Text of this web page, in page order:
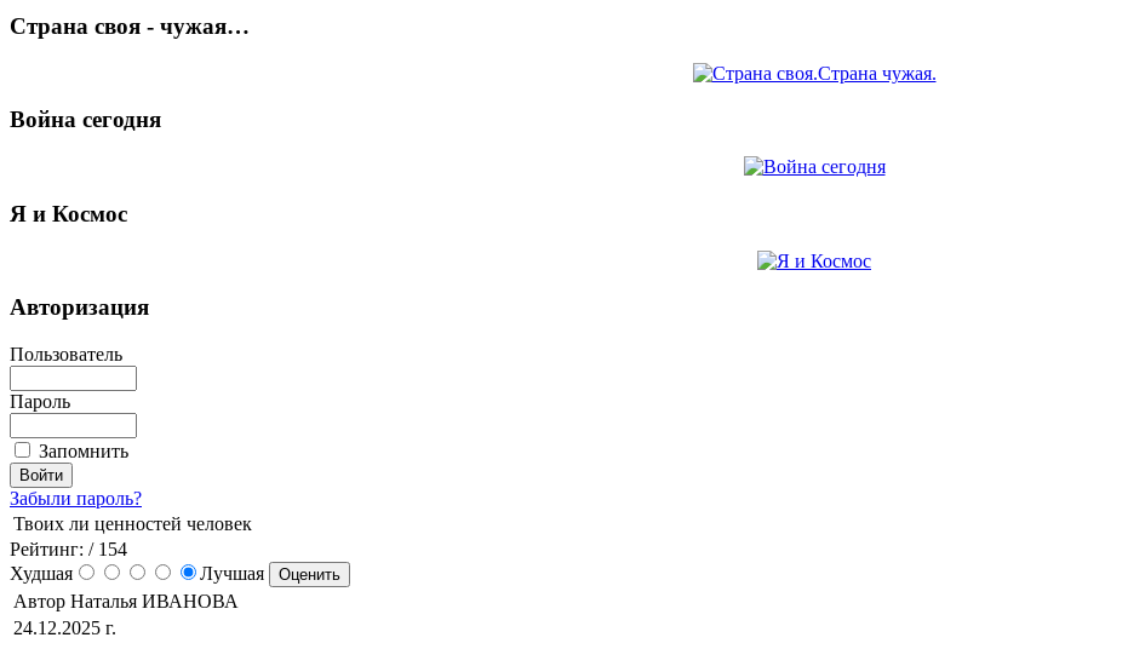
Страна своя - чужая…
Война сегодня
Я и Космос
Авторизация
Пользователь
Пароль
Запомнить
Забыли пароль?
Твоих ли ценностей человек
Рейтинг: / 154
Худшая
Лучшая
Автор Наталья ИВАНОВА
24.12.2025 г.